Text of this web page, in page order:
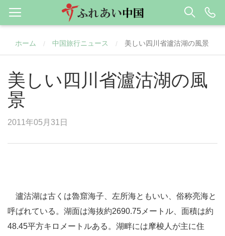
ホーム / 中国旅行ニュース / 美しい四川省瀘沽湖の風景
美しい四川省瀘沽湖の風
景
2011年05月31日
瀘沽湖は古くは魯窟海子、左所海ともいい、俗称亮海と
呼ばれている。湖面は海抜約2690.75メートル、面積は約
48.45平方キロメートルある。湖畔には摩梭人が主に住